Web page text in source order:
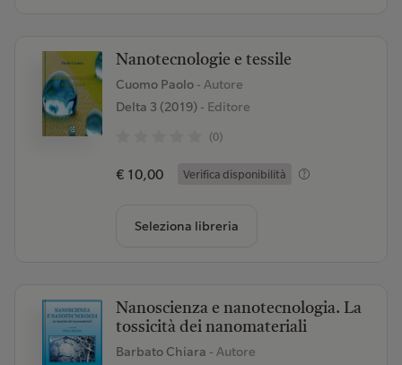
Nanotecnologie e tessile
Cuomo Paolo - Autore
Delta 3 (2019)- Editore
(0)
€ 10,00 Verifica disponibilità
Seleziona libreria
Nanoscienza e nanotecnologia. La
tossicità dei nanomateriali
Barbato Chiara - Autore